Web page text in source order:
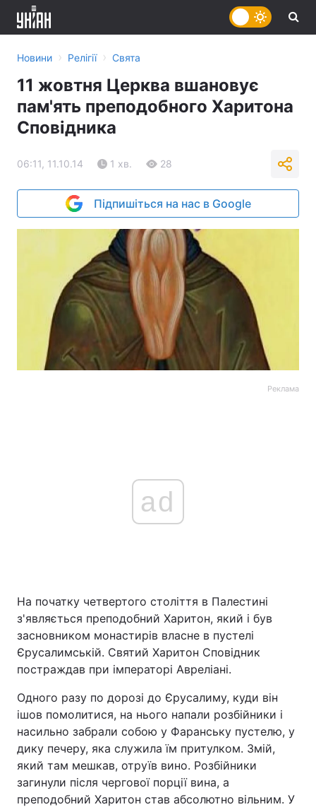
Головна Війна
Політика
Економіка Світ
Спорт Наука
Новини › Релігії › Свята
11 жовтня Церква вшановує
пам'ять преподобного Харитона
Сповідника
06:11, 11.10.14 1 хв. 28
Підпишіться на нас в Google
Реклама
ad
На початку четвертого століття в Палестині
з'являється преподобний Харитон, який і був
засновником монастирів власне в пустелі
Єрусалимській. Святий Харитон Сповідник
постраждав при імператорі Авреліані.
Одного разу по дорозі до Єрусалиму, куди він
ішов помолитися, на нього напали розбійники і
насильно забрали собою у Фаранську пустелю, у
дику печеру, яка служила їм притулком. Змій,
який там мешкав, отруїв вино. Розбійники
загинули після чергової порції вина, а
преподобний Харитон став абсолютно вільним. У